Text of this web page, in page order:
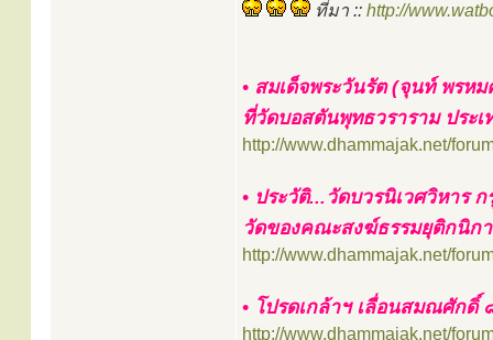
ที่มา :: http://
• สมเด็จพระวันรัต (จุนท์ พรห
ที่วัดบอสตันพุทธวราราม ประ
http://www.dhammajak.net/
• ประวัติ...วัดบวรนิเวศวิหาร
วัดของคณะสงฆ์ธรรมยุติกนิกา
http://www.dhammajak.net/
• โปรดเกล้าฯ เลื่อนสมณศักดิ์
http://www.dhammajak.net/